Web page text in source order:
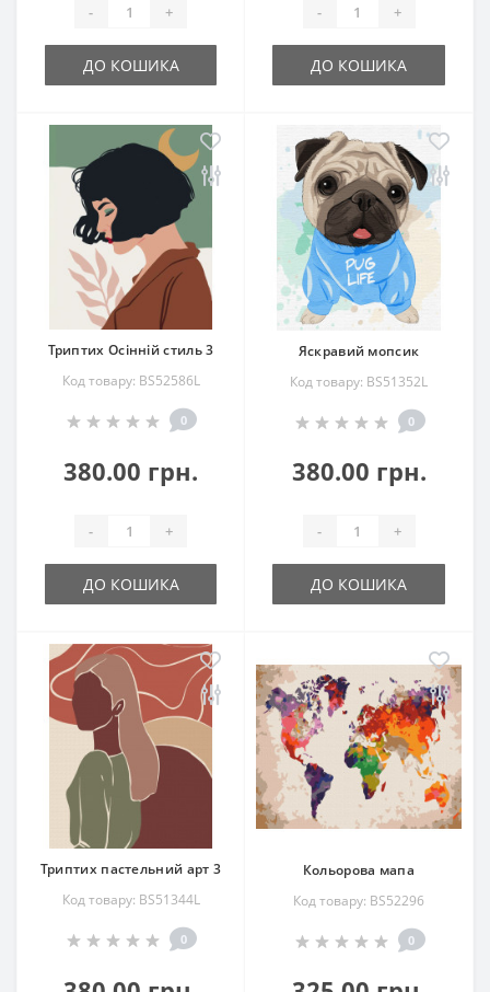
- +
ДО КОШИКА
- +
ДО КОШИКА
Триптих Осінній стиль 3
Код товару: BS52586L
0
380.00 грн.
- +
ДО КОШИКА
Яскравий мопсик
Код товару: BS51352L
0
380.00 грн.
- +
ДО КОШИКА
Триптих пастельний арт 3
Код товару: BS51344L
0
Кольорова мапа
Код товару: BS52296
0